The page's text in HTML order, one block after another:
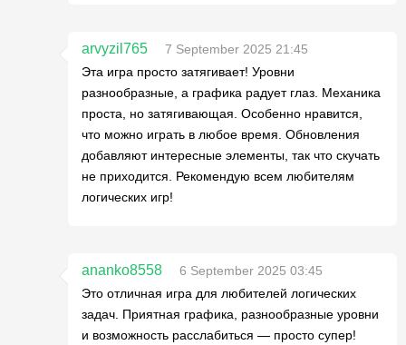
arvyzil765
7 September 2025 21:45
Эта игра просто затягивает! Уровни
разнообразные, а графика радует глаз. Механика
проста, но затягивающая. Особенно нравится,
что можно играть в любое время. Обновления
добавляют интересные элементы, так что скучать
не приходится. Рекомендую всем любителям
логических игр!
ananko8558
6 September 2025 03:45
Это отличная игра для любителей логических
задач. Приятная графика, разнообразные уровни
и возможность расслабиться — просто супер!